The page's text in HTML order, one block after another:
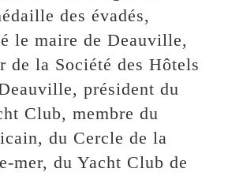
des évadés,
le maire de Deauville,
de la Société des Hôtels
président du
Club, membre du
du Cercle de la
mer, du Yacht Club de